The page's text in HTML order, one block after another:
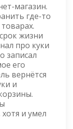
магазин.
где-то
жизни
про куки
записал
его
вернётся
и
и умел